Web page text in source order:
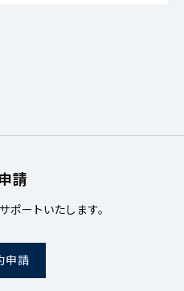
請
ートいたします。
申請